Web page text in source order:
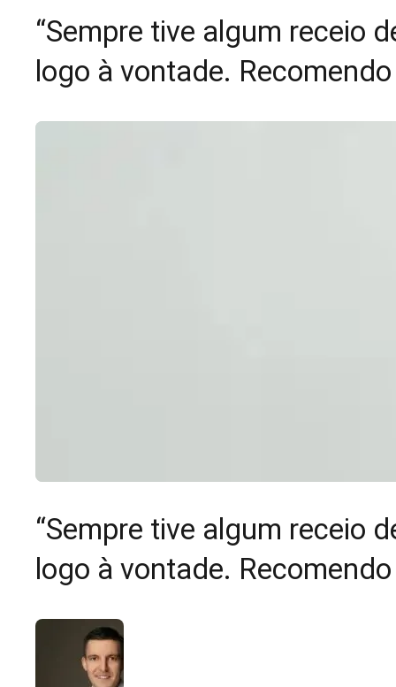
“Sempre tive algum receio
logo à vontade.
“Sempre tive algum receio
logo à vontade.